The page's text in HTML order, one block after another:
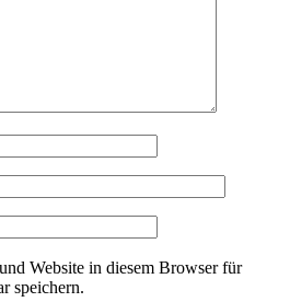
Website in diesem Browser für
speichern.